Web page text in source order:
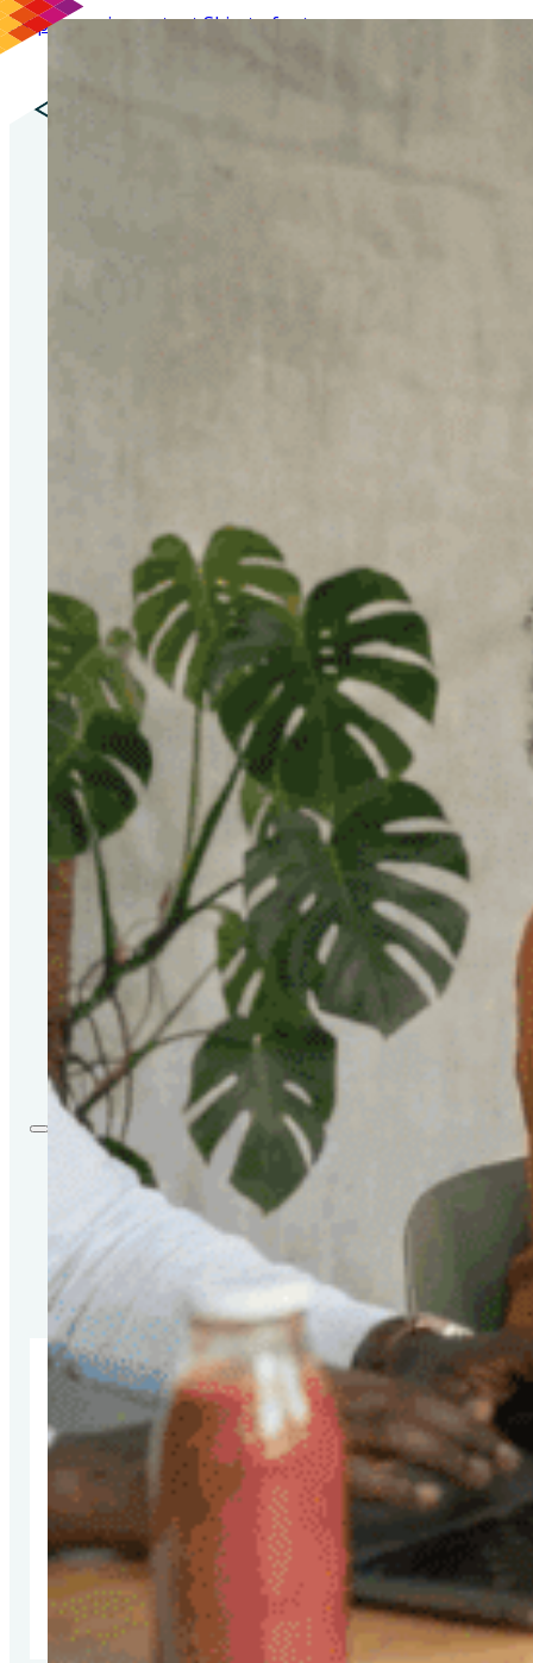
Skip to main contentSkip to footer
DE VITALE GENERATIE
Masterclass
Specialisatie
Verdiepingsmodule
Voor wie
Agenda
Startdata
Open dagen
Overzicht groepen in
opleiding
Over ons
Visie en Methodiek
De Vitale Generatie
Het team
Kwaliteit en
Accredetaties
Reviews
Locaties
Inzichten
Nieuws
CONTACT
OPLEIDING SPECIALISATIE
Sportvitalogie
Wil jij je ontwikkelen tot Vitaloog
en krijg je energie van
Sporters begeleiden naar de absolute top
Duurzame resultaten behalen binnen een
Werken vanuit een integrale, vitalogische visie
SPRING DE SCHOOLBANKEN IN